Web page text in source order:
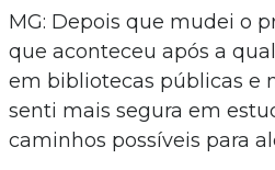
MG: Depois que mudei o
que aconteceu após a
em bibliotecas públicas e
senti mais segura em
caminhos possíveis para